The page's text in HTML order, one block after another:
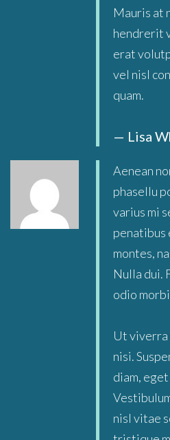
Mauris at
hendrerit
erat
vel nisl
quam.
Lisa
Aenean
phasellu
varius mi
penatibus
montes,
Nulla dui.
odio
Ut viverra
nisi.
diam,
nisl vitae